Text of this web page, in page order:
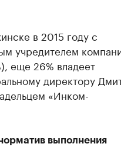
в 2015 году с
учредителем
еще 26% владеет
директору
«Инком-
выполнения